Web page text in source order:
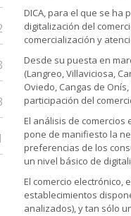
DICA, para el que se ha
digitalización del
comercialización y
Desde su puesta en
(Langreo, Villaviciosa,
Oviedo, Cangas de
participación del
El análisis de
pone de manifiesto la
preferencias de los
un nivel básico de
El comercio electrónico,
establecimientos
analizados), y tan sólo